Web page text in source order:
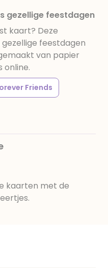
gezellige feestdagen
kaart? Deze
feestdagen
van papier
online.
Friends
kaarten met de